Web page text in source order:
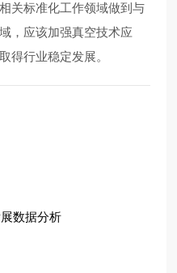
关标准化工作领域做到与
，应该加强真空技术应
得行业稳定发展。
数据分析